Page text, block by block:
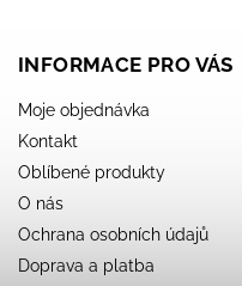
INFORMACE PRO VÁS
Moje objednávka
Kontakt
Oblíbené produkty
O nás
Ochrana osobních údajů
Doprava a platba